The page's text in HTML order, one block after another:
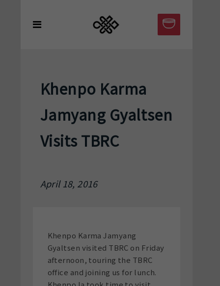
Khenpo Karma
Jamyang Gyaltsen
Visits TBRC
April 18, 2016
Khenpo Karma Jamyang
Gyaltsen visited TBRC on Friday
afternoon, touring the TBRC
office and joining us for lunch.